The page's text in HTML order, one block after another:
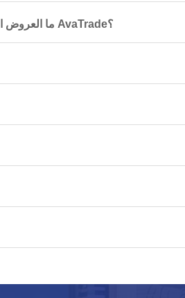
ما العروض الترويجية والمكافآت التي يمكن لـ القطريين الحصول عليها في AvaTrade؟